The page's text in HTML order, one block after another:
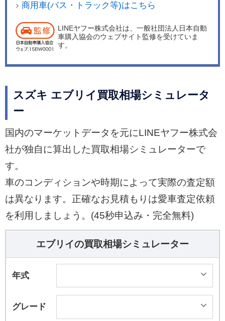
商用車(バス・トラック等)はこちら
LINEヤフー株式会社は、一般社団法人日本自動
車購入協会のウェブサイト監修を受けていま
す。
スズキ エブリイ買取相場シミュレータ
ー
国内のマーケットデータを元にLINEヤフー株式会
社が独自に算出した買取相場シミュレーターで
す。
車のコンディションや時期によって実際の査定額
は異なります。正確なお見積もりは愛車査定依頼
を利用しましょう。(45秒申込み・完全無料)
エブリイの買取相場シミュレーター
年式
グレード